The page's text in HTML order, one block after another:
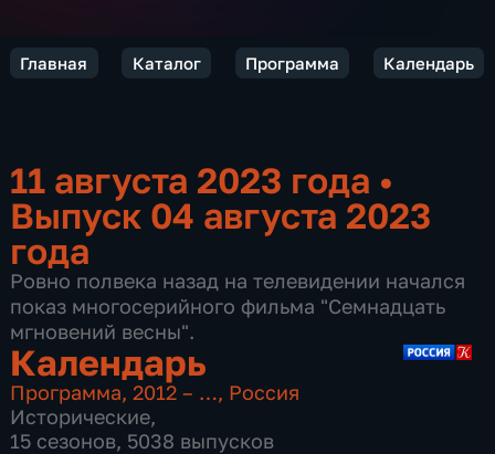
Главная Каталог Программа Календарь
11 августа 2023 года •
Выпуск 04 августа 2023
года
Ровно полвека назад на телевидении начался
показ многосерийного фильма "Семнадцать
мгновений весны".
Календарь
Программа,2012 – …, Россия
Исторические,
15 сезонов, 5038 выпусков